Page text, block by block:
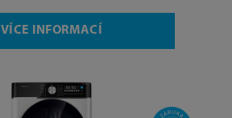
VÍCE INFORMACÍ